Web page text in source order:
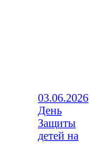
03.06.2026
День
Защиты
детей на